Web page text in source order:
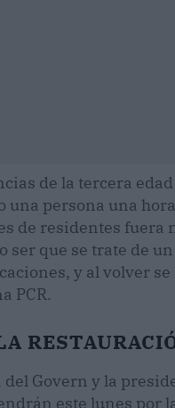
de la tercera
una persona una
de residentes fuera
ser que se trate de
y al volver se
PCR.
Govern y la
este lunes por